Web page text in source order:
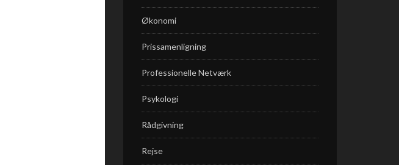
Økonomi
Prissamenligning
Professionelle Netværk
Psykologi
Rådgivning
Rejse